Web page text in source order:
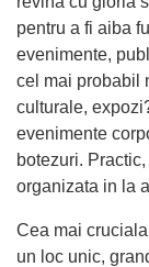
pentru a fi aiba
evenimente,
cel mai probabil
culturale,
evenimente
botezuri.
organizata in la
Cea mai
un loc unic,